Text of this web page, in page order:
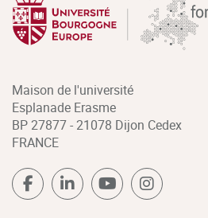
Maison de l'université
Esplanade Erasme
BP 27877 - 21078 Dijon Cedex
FRANCE